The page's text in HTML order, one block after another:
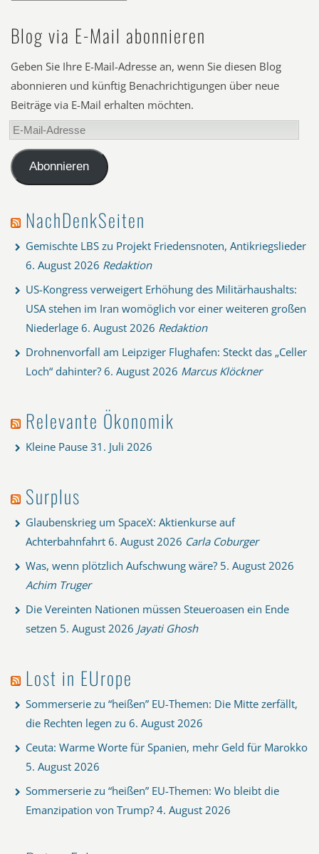
Blog via E-Mail abonnieren
Geben Sie Ihre E-Mail-Adresse an, wenn Sie diesen Blog
abonnieren und künftig Benachrichtigungen über neue
Beiträge via E-Mail erhalten möchten.
E-
Mail-
AdresseAbonnieren
NachDenkSeiten
Gemischte LBS zu Projekt Friedensnoten, Antikriegslieder
6. August 2026 Redaktion
US-Kongress verweigert Erhöhung des Militärhaushalts:
USA stehen im Iran womöglich vor einer weiteren großen
Niederlage 6. August 2026 Redaktion
Drohnenvorfall am Leipziger Flughafen: Steckt das „Celler
Loch“ dahinter? 6. August 2026 Marcus Klöckner
Relevante Ökonomik
Kleine Pause 31. Juli 2026
Surplus
Glaubenskrieg um SpaceX: Aktienkurse auf
Achterbahnfahrt 6. August 2026 Carla Coburger
Was, wenn plötzlich Aufschwung wäre? 5. August 2026
Achim Truger
Die Vereinten Nationen müssen Steueroasen ein Ende
setzen 5. August 2026 Jayati Ghosh
Lost in EUrope
Sommerserie zu “heißen” EU-Themen: Die Mitte zerfällt,
die Rechten legen zu 6. August 2026
Ceuta: Warme Worte für Spanien, mehr Geld für Marokko
5. August 2026
Sommerserie zu “heißen” EU-Themen: Wo bleibt die
Emanzipation von Trump? 4. August 2026